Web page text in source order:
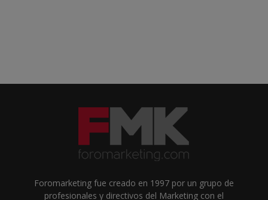
Foromarketing fue creado en 1997 por un grupo de
profesionales y directivos del Marketing con el